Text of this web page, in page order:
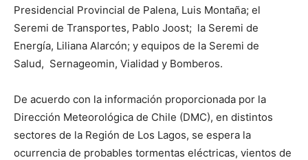
Presidencial Provincial de Palena, Luis Montaña; el
Seremi de Transportes, Pablo Joost; la Seremi de
Energía, Liliana Alarcón; y equipos de la Seremi de
Salud, Sernageomin, Vialidad y Bomberos.
De acuerdo con la información proporcionada por la
Dirección Meteorológica de Chile (DMC), en distintos
sectores de la Región de Los Lagos, se espera la
ocurrencia de probables tormentas eléctricas, vientos de